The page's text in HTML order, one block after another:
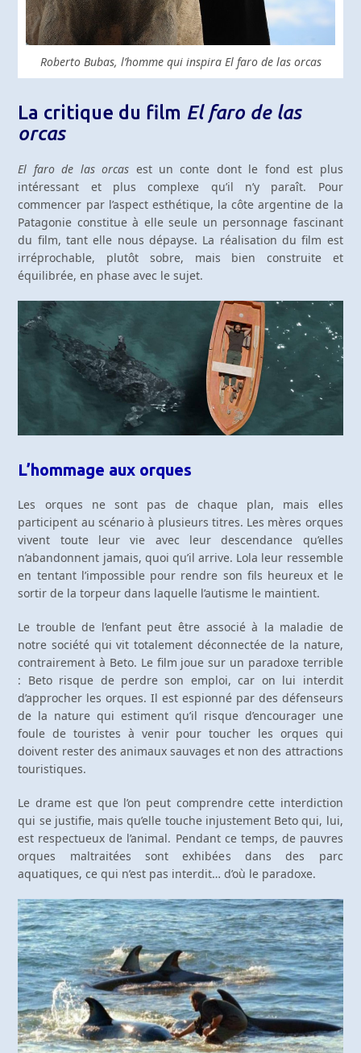
Roberto Bubas, l’homme qui inspira El faro de las orcas
La critique du film El faro de las
orcas
El faro de las orcas est un conte dont le fond est plus
intéressant et plus complexe qu’il n’y paraît. Pour
commencer par l’aspect esthétique, la côte argentine de la
Patagonie constitue à elle seule un personnage fascinant
du film, tant elle nous dépayse. La réalisation du film est
irréprochable, plutôt sobre, mais bien construite et
équilibrée, en phase avec le sujet.
L’hommage aux orques
Les orques ne sont pas de chaque plan, mais elles
participent au scénario à plusieurs titres. Les mères orques
vivent toute leur vie avec leur descendance qu’elles
n’abandonnent jamais, quoi qu’il arrive. Lola leur ressemble
en tentant l’impossible pour rendre son fils heureux et le
sortir de la torpeur dans laquelle l’autisme le maintient.
Le trouble de l’enfant peut être associé à la maladie de
notre société qui vit totalement déconnectée de la nature,
contrairement à Beto. Le film joue sur un paradoxe terrible
: Beto risque de perdre son emploi, car on lui interdit
d’approcher les orques. Il est espionné par des défenseurs
de la nature qui estiment qu’il risque d’encourager une
foule de touristes à venir pour toucher les orques qui
doivent rester des animaux sauvages et non des attractions
touristiques.
Le drame est que l’on peut comprendre cette interdiction
qui se justifie, mais qu’elle touche injustement Beto qui, lui,
est respectueux de l’animal. Pendant ce temps, de pauvres
orques maltraitées sont exhibées dans des parc
aquatiques, ce qui n’est pas interdit… d’où le paradoxe.